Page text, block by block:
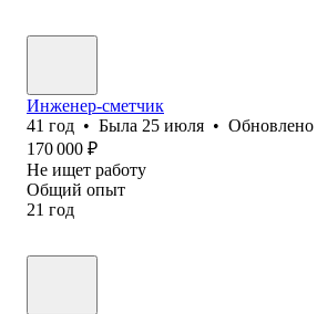
Инженер-сметчик
41 год • Была 25 июля • Обновлено
170 000 ₽
Не ищет работу
Общий опыт
21 год